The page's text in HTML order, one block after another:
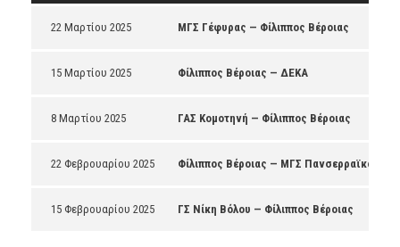
22 Μαρτίου 2025 ΜΓΣ Γέφυρας — Φίλιππος Βέροιας
15 Μαρτίου 2025 Φίλιππος Βέροιας — ΔΕΚΑ
8 Μαρτίου 2025 ΓΑΣ Κομοτηνή — Φίλιππος Βέροιας
22 Φεβρουαρίου 2025 Φίλιππος Βέροιας — ΜΓΣ Πανσερραϊκός
15 Φεβρουαρίου 2025 ΓΣ Νίκη Βόλου — Φίλιππος Βέροιας